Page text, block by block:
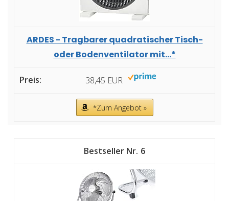
ARDES - Tragbarer quadratischer Tisch-
oder Bodenventilator mit...*
38,45 EUR
*Zum Angebot »
6